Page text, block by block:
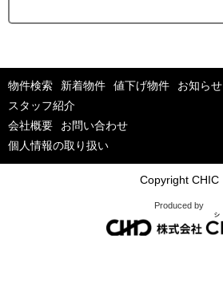
物件検索 新着物件 値下げ物件 お知らせ
スタッフ紹介
会社概要
お問い合わせ
個人情報の取り扱い
Copyright CHIC
Produced by